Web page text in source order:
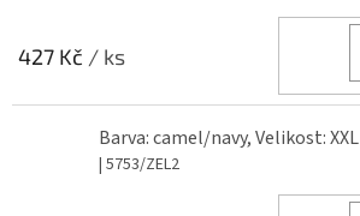
427 Kč / ks
Barva: camel/navy, Velikost: XXL
| 5753/ZEL2